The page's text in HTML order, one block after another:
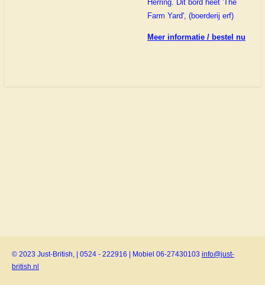
Herring. Dit bord heet 'The
Farm Yard', (boerderij erf)
Meer informatie / bestel nu
© 2023 Just-British, | 0524 - 222916 | Mobiel 06-27430103 info@just-
british.nl